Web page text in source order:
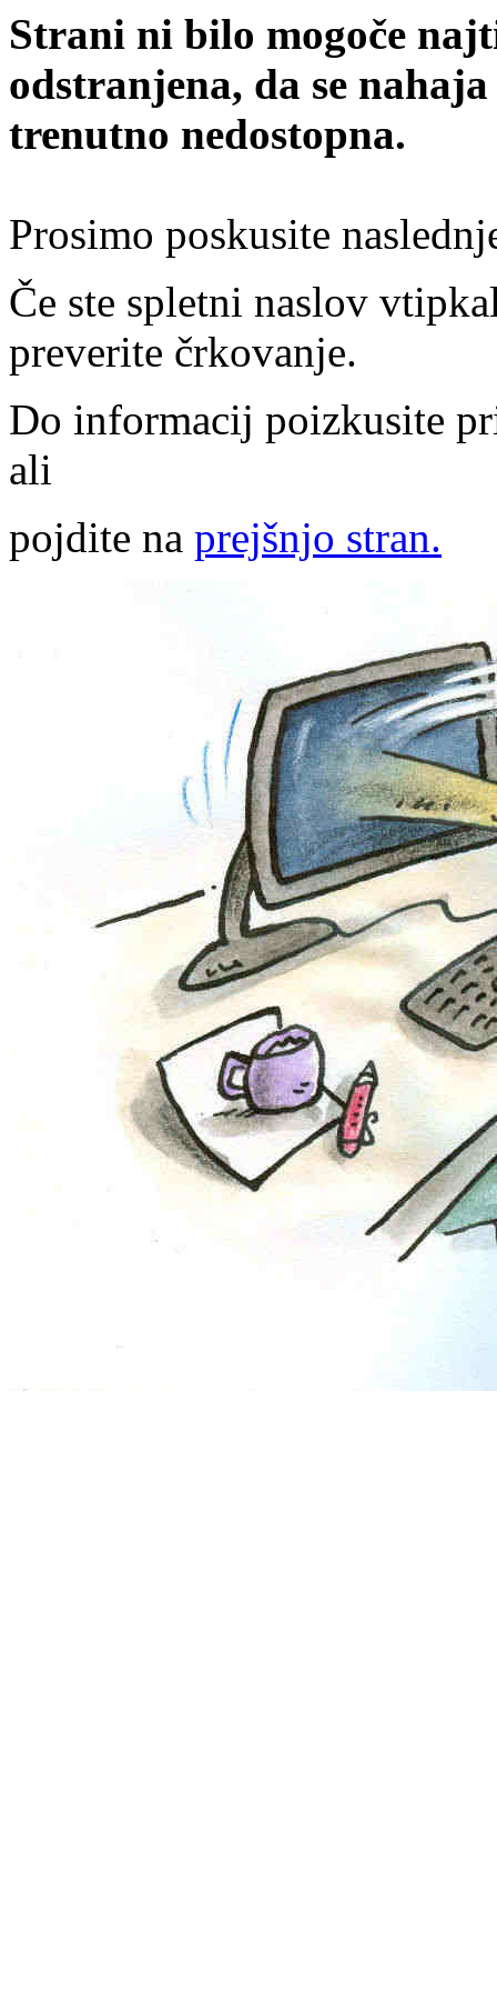
Strani ni bilo mogoče
odstranjena, da se
trenutno nedostopna.
Prosimo poskusite
Če ste spletni naslov
preverite črkovanje.
Do informacij poizkusite
ali
pojdite na prejšnjo stran.